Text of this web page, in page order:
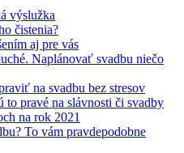
výslužka
čistenia?
aj pre vás
Naplánovať svadbu niečo
na svadbu bez stresov
to pravé na slávnosti či svadby
na rok 2021
To vám pravdepodobne